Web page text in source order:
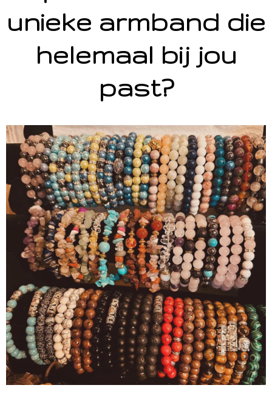
unieke armband die
helemaal bij jou
past?